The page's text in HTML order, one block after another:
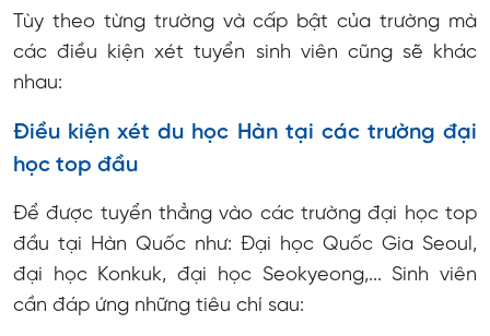
Tùy theo từng trường và cấp bật của trường mà
các điều kiện xét tuyển sinh viên cũng sẽ khác
nhau:
Điều kiện xét du học Hàn tại các trường đại
học top đầu
Để được tuyển thẳng vào các trường đại học top
đầu tại Hàn Quốc như: Đại học Quốc Gia Seoul,
đại học Konkuk, đại học Seokyeong,... Sinh viên
cần đáp ứng những tiêu chí sau: